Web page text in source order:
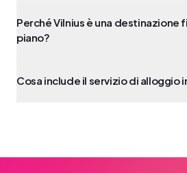
Perché Vilnius è una destinazione
piano?
Cosa include il servizio di alloggio